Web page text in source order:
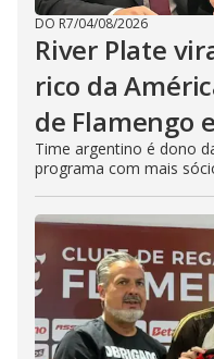
DO R7/04/08/2026
River Plate
rico da
de Flamengo
Time argentino é dono
programa com mais